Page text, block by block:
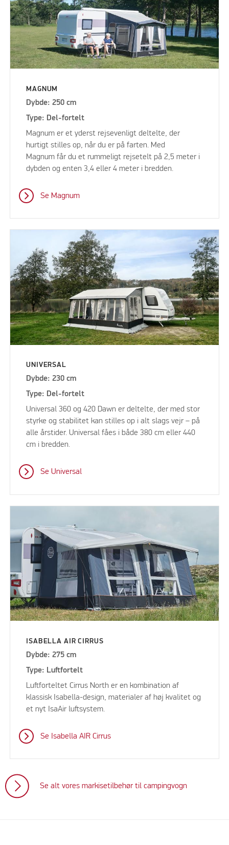
MAGNUM
Dybde: 250 cm
Type: Del-fortelt
Magnum er et yderst rejsevenligt deltelte, der
hurtigt stilles op, når du er på farten. Med
Magnum får du et rummeligt rejsetelt på 2,5 meter i
dybden og enten 3,4 eller 4 meter i bredden.
Se Magnum
UNIVERSAL
Dybde: 230 cm
Type: Del-fortelt
Universal 360 og 420 Dawn er deltelte, der med stor
styrke og stabilitet kan stilles op i alt slags vejr – på
alle årstider. Universal fåes i både 380 cm eller 440
cm i bredden.
Se Universal
ISABELLA AIR CIRRUS
Dybde: 275 cm
Type: Luftfortelt
Luftforteltet Cirrus North er en kombination af
klassisk Isabella-design, materialer af høj kvalitet og
et nyt IsaAir luftsystem.
Se Isabella AIR Cirrus
Se alt vores markisetilbehør til campingvogn